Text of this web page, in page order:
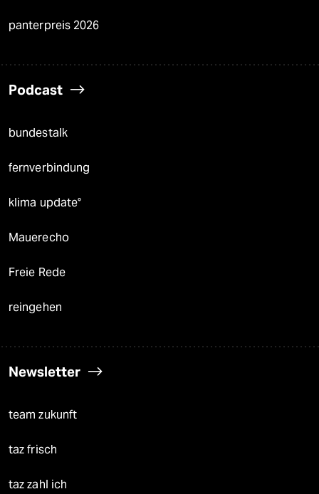
panterpreis 2026
Podcast
bundestalk
fernverbindung
klima update°
Mauerecho
Freie Rede
reingehen
Newsletter
team zukunft
taz frisch
taz zahl ich